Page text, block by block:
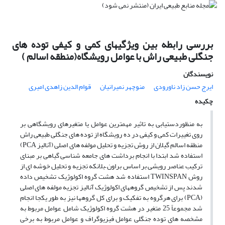
بررسی رابطه بین ویژگیهای کمی و کیفی توده های
جنگلی طبیعی راش با عوامل رویشگاه(منطقه اسالم )
نویسندگان
ایرج حسن زاد ناورودی
منوچهر نمیرانیان
قوام الدین زاهدی امیری
چکیده
به منظوردستیابی به تاثیر مهمترین عوامل یا متغیرهای رویشگاهی بر
روی تغییرات کمی و کیفی در ده رویشگاه از توده های جنگلی طبیعی راش
منطقه اسالم گیلان از روش تجزیه و تحلیل مولفه های اصلی (آنالیز PCA)
استفاده شد ابتدا با انجام برداشت های جامعه شناسی گیاهی بر مبنای
ترکیب عناصر رویشی بر اساس براون –بلانکه تجزیه و تحلیل خوشه ای از
روش TWINSPAN استفاده شد هشت گروه اکولوژیک تشخیص داده
شدند پس از تشخیص گروههای اکولوژیک آنالیز تجزیه مولفه های اصلی
(PCA) برای هرگروه به تفکیک و برای کل گروهها نیز به طور یکجا انجام
شد مجموعاً 25 متغیر در هشت گروه اکولوژیک شامل عوامل مربوط به
مشخصه های توده جنگلی عوامل فیزیوگراف و عوامل مربوط به برخی